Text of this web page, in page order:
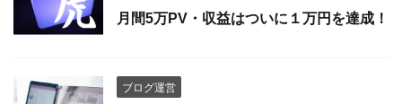
月間5万PV・収益はついに１万円を達成！
ブログ運営